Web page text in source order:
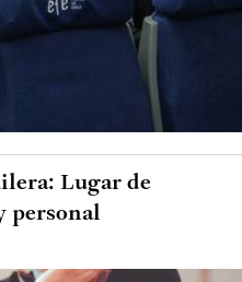
Lugar de
personal